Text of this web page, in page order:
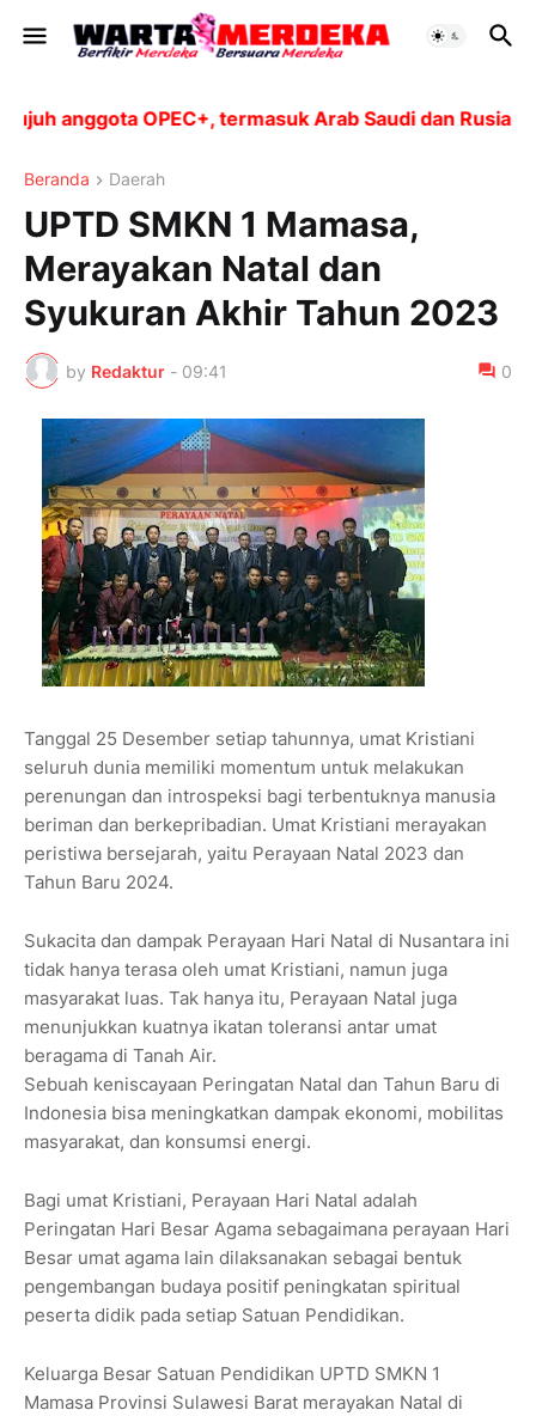
anggota OPEC+, termasuk Arab Saudi dan Rusia,
Beranda Daerah
UPTD SMKN 1 Mamasa,
Merayakan Natal dan
Syukuran Akhir Tahun 2023
by Redaktur - 09:41 0
Tanggal 25 Desember setiap tahunnya, umat Kristiani
seluruh dunia memiliki momentum untuk melakukan
perenungan dan introspeksi bagi terbentuknya manusia
beriman dan berkepribadian. Umat Kristiani merayakan
peristiwa bersejarah, yaitu Perayaan Natal 2023 dan
Tahun Baru 2024.
Sukacita dan dampak Perayaan Hari Natal di Nusantara ini
tidak hanya terasa oleh umat Kristiani, namun juga
masyarakat luas. Tak hanya itu, Perayaan Natal juga
menunjukkan kuatnya ikatan toleransi antar umat
beragama di Tanah Air.
Sebuah keniscayaan Peringatan Natal dan Tahun Baru di
Indonesia bisa meningkatkan dampak ekonomi, mobilitas
masyarakat, dan konsumsi energi.
Bagi umat Kristiani, Perayaan Hari Natal adalah
Peringatan Hari Besar Agama sebagaimana perayaan Hari
Besar umat agama lain dilaksanakan sebagai bentuk
pengembangan budaya positif peningkatan spiritual
peserta didik pada setiap Satuan Pendidikan.
Keluarga Besar Satuan Pendidikan UPTD SMKN 1
Mamasa Provinsi Sulawesi Barat merayakan Natal di